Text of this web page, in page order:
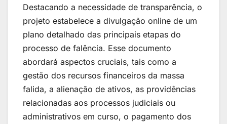
Destacando a necessidade de transparência, o
projeto estabelece a divulgação online de um
plano detalhado das principais etapas do
processo de falência. Esse documento
abordará aspectos cruciais, tais como a
gestão dos recursos financeiros da massa
falida, a alienação de ativos, as providências
relacionadas aos processos judiciais ou
administrativos em curso, o pagamento dos